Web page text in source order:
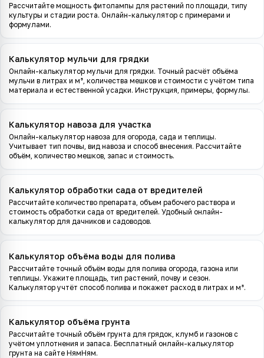
Рассчитайте мощность фитолампы для растений по площади, типу
культуры и стадии роста. Онлайн-калькулятор с примерами и
формулами.
Калькулятор мульчи для грядки
Онлайн-калькулятор мульчи для грядки. Точный расчёт объёма
мульчи в литрах и м³, количества мешков и стоимости с учётом типа
материала и естественной усадки. Инструкция, примеры, формулы.
Калькулятор навоза для участка
Онлайн-калькулятор навоза для огорода, сада и теплицы.
Учитывает тип почвы, вид навоза и способ внесения. Рассчитайте
объём, количество мешков, запас и стоимость.
Калькулятор обработки сада от вредителей
Рассчитайте количество препарата, объем рабочего раствора и
стоимость обработки сада от вредителей. Удобный онлайн-
калькулятор для дачников и садоводов.
Калькулятор объёма воды для полива
Рассчитайте точный объём воды для полива огорода, газона или
теплицы. Укажите площадь, тип растений, почву и сезон.
Калькулятор учтёт способ полива и покажет расход в литрах и м³.
Калькулятор объёма грунта
Рассчитайте точный объём грунта для грядок, клумб и газонов с
учётом уплотнения и запаса. Бесплатный онлайн-калькулятор
грунта на сайте НямНям.